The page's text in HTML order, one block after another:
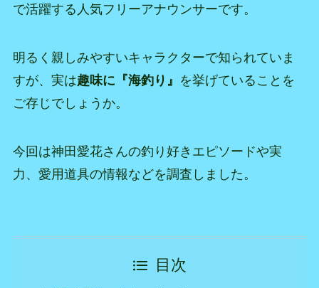
で活躍する人気フリーアナウンサーです。
明るく親しみやすいキャラクターで知られていま
すが、実は趣味に『海釣り』 を挙げていることを
ご存じでしょうか。
今回は神田愛花さんの釣り好きエピソードや実
力、愛用道具の情報などを調査しました。
目次